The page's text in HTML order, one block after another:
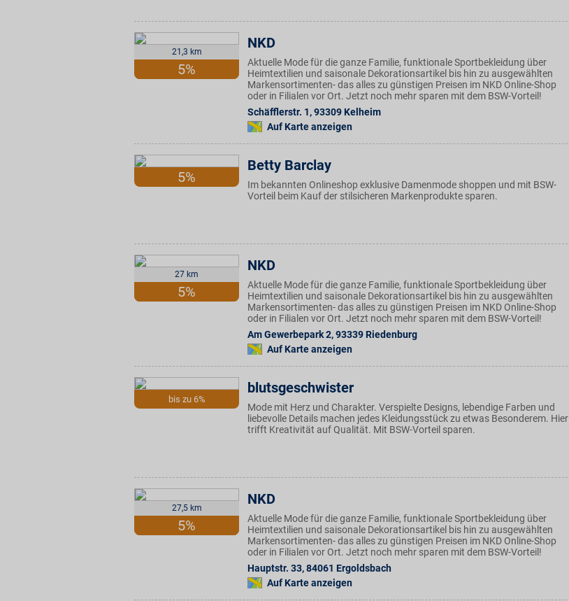
21,3 km
5%
NKD
Aktuelle Mode für die ganze Familie, funktionale Sportbekleidung über
Heimtextilien und saisonale Dekorationsartikel bis hin zu ausgewählten
Markensortimenten- das alles zu günstigen Preisen im NKD Online-Shop
oder in Filialen vor Ort. Jetzt noch mehr sparen mit dem BSW-Vorteil!
Schäfflerstr. 1,93309 Kelheim
Auf Karte anzeigen
5%
Betty Barclay
Im bekannten Onlineshop exklusive Damenmode shoppen und mit BSW-
Vorteil beim Kauf der stilsicheren Markenprodukte sparen.
27 km
5%
NKD
Aktuelle Mode für die ganze Familie, funktionale Sportbekleidung über
Heimtextilien und saisonale Dekorationsartikel bis hin zu ausgewählten
Markensortimenten- das alles zu günstigen Preisen im NKD Online-Shop
oder in Filialen vor Ort. Jetzt noch mehr sparen mit dem BSW-Vorteil!
Am Gewerbepark 2,93339 Riedenburg
Auf Karte anzeigen
bis zu 6%
blutsgeschwister
Mode mit Herz und Charakter. Verspielte Designs, lebendige Farben und
liebevolle Details machen jedes Kleidungsstück zu etwas Besonderem. Hier
trifft Kreativität auf Qualität. Mit BSW-Vorteil sparen.
27,5 km
5%
NKD
Aktuelle Mode für die ganze Familie, funktionale Sportbekleidung über
Heimtextilien und saisonale Dekorationsartikel bis hin zu ausgewählten
Markensortimenten- das alles zu günstigen Preisen im NKD Online-Shop
oder in Filialen vor Ort. Jetzt noch mehr sparen mit dem BSW-Vorteil!
Hauptstr. 33,84061 Ergoldsbach
Auf Karte anzeigen